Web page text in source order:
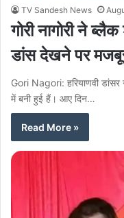
TV Sandesh News
गोरी नागोरी ने
डांस देखने पर
Gori Nagori: हरियाणवी डांसर
में बनी हुई हैं। आए दिन…
Read More »